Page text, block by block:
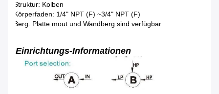
Struktur: Kolben
Körperfaden: 1/4" NPT (F) ~3/4" NPT (F)
Berg: Platte mout und Wandberg sind verfügbar
Einrichtungs-Informationen